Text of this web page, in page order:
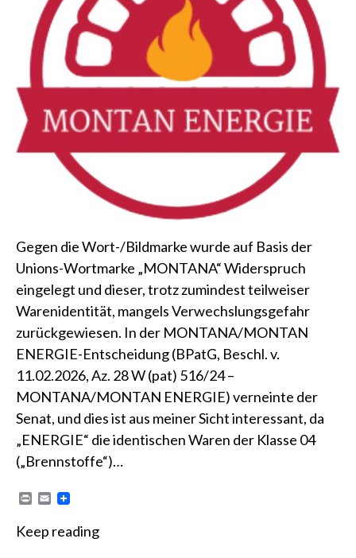
Gegen die Wort-/Bildmarke wurde auf Basis der
Unions-Wortmarke „MONTANA“ Widerspruch
eingelegt und dieser, trotz zumindest teilweiser
Warenidentität, mangels Verwechslungsgefahr
zurückgewiesen. In der MONTANA/MONTAN
ENERGIE-Entscheidung (BPatG, Beschl. v.
11.02.2026, Az. 28 W (pat) 516/24 –
MONTANA/MONTAN ENERGIE) verneinte der
Senat, und dies ist aus meiner Sicht interessant, da
„ENERGIE“ die identischen Waren der Klasse 04
(„Brennstoffe“)…
P
n
E
i
Keep reading